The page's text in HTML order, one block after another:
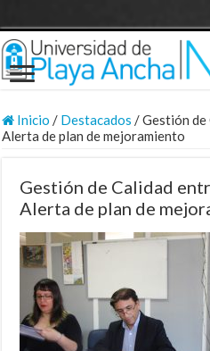
Inicio / Destacados /Gestión
Alerta de plan de mejoramiento
Gestión de Calidad
Alerta de plan de